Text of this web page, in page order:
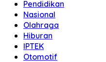
Pendidikan
Nasional
Olahraga
Hiburan
IPTEK
Otomotif